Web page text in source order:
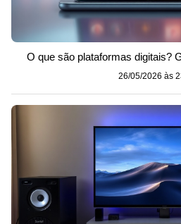
O que são plataformas digitais?
26/05/2026 às